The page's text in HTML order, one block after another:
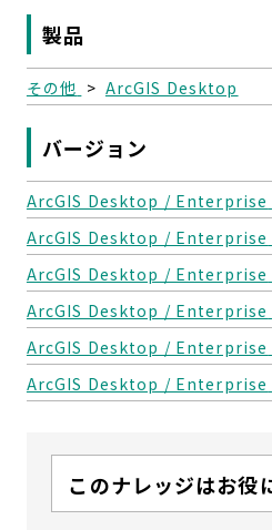
製品
その他 > ArcGIS Desktop
バージョン
ArcGIS Desktop / Enterprise
ArcGIS Desktop / Enterprise
ArcGIS Desktop / Enterprise
ArcGIS Desktop / Enterprise
ArcGIS Desktop / Enterprise
ArcGIS Desktop / Enterprise
このナレッジはお役